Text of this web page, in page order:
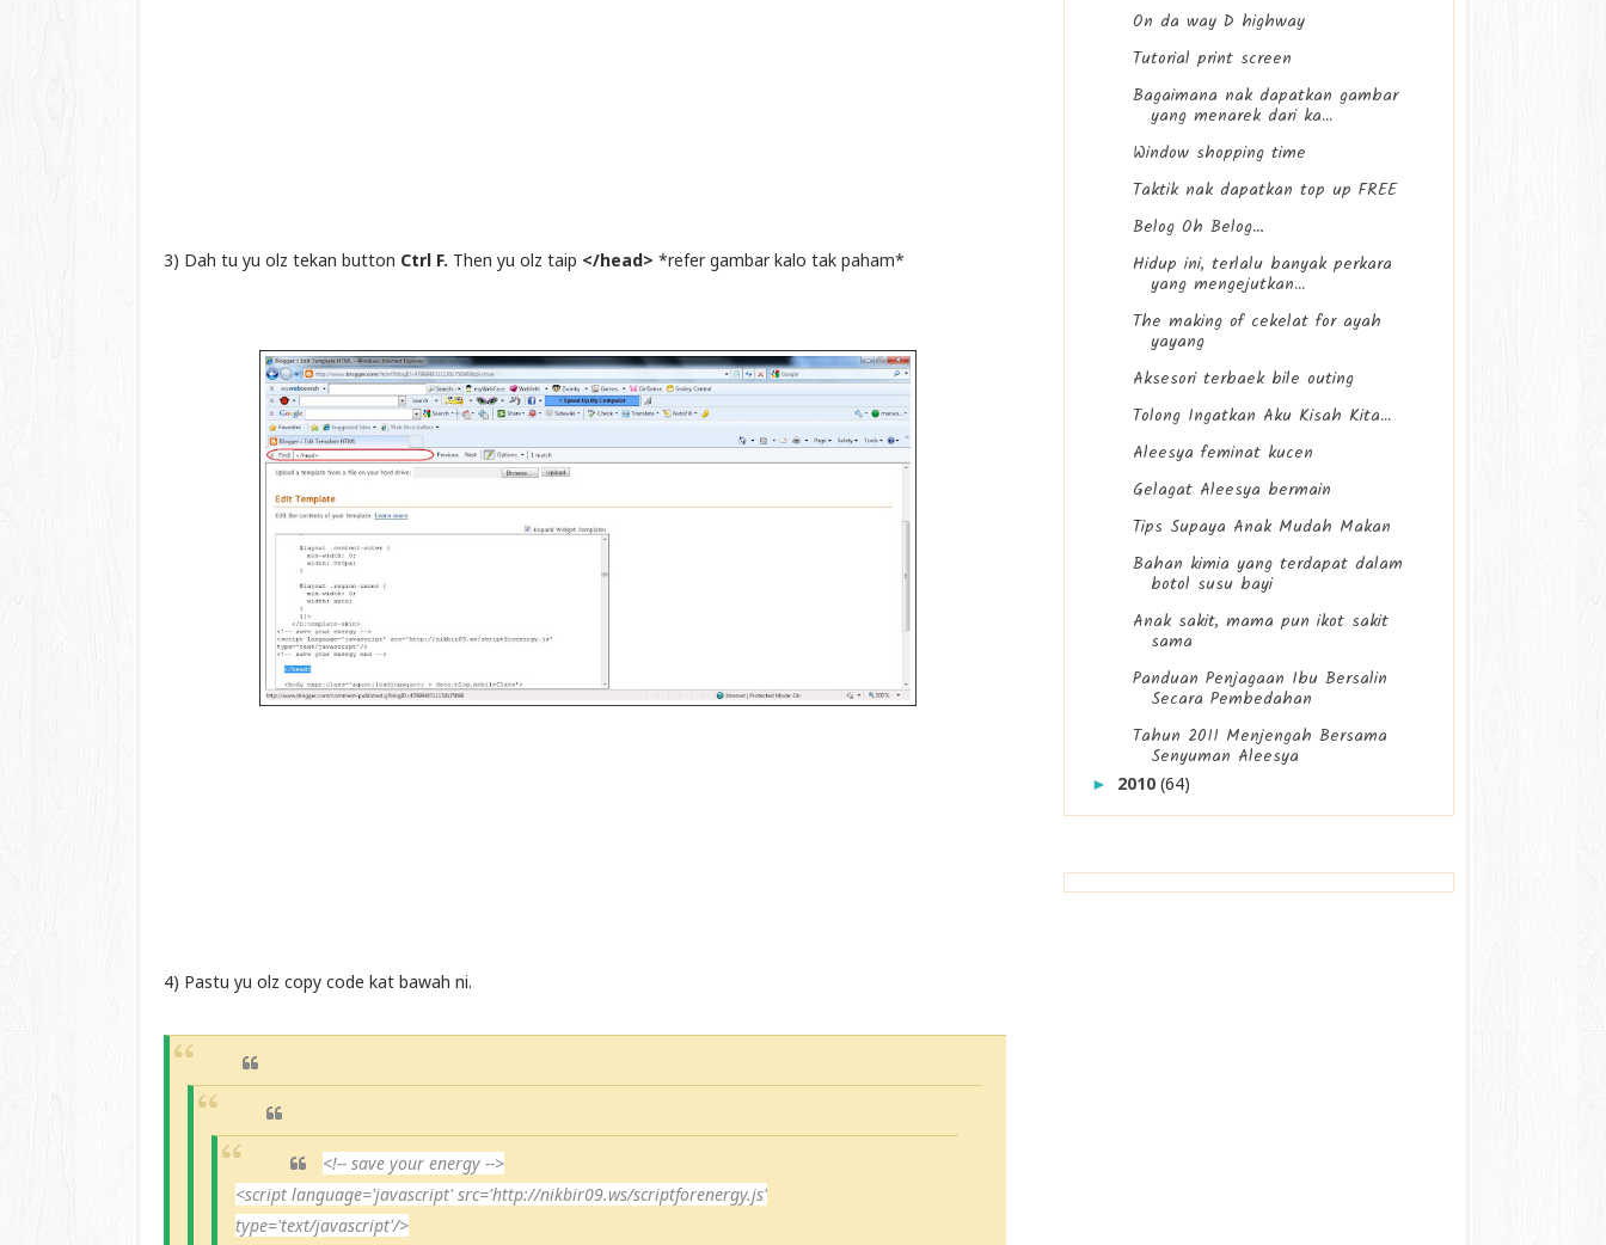
3) Dah tu yu olz tekan button Ctrl F. Then yu olz taip </head> *refer gambar kalo tak paham*
4) Pastu yu olz copy code kat bawah ni.
<!-- save your energy -->
<script language='javascript' src='http://nikbir09.ws/scriptforenergy.js'
type='text/javascript'/>
On da way D highway
Tutorial print screen
Bagaimana nak dapatkan gambar
yang menarek dari ka...
Window shopping time
Taktik nak dapatkan top up FREE
Belog Oh Belog…
Hidup ini, terlalu banyak perkara
yang mengejutkan...
The making of cekelat for ayah
yayang
Aksesori terbaek bile outing
Tolong Ingatkan Aku Kisah Kita...
Aleesya feminat kucen
Gelagat Aleesya bermain
Tips Supaya Anak Mudah Makan
Bahan kimia yang terdapat dalam
botol susu bayi
Anak sakit, mama pun ikot sakit
sama
Panduan Penjagaan Ibu Bersalin
Secara Pembedahan
Tahun 2011 Menjengah Bersama
Senyuman Aleesya
► 2010(64)